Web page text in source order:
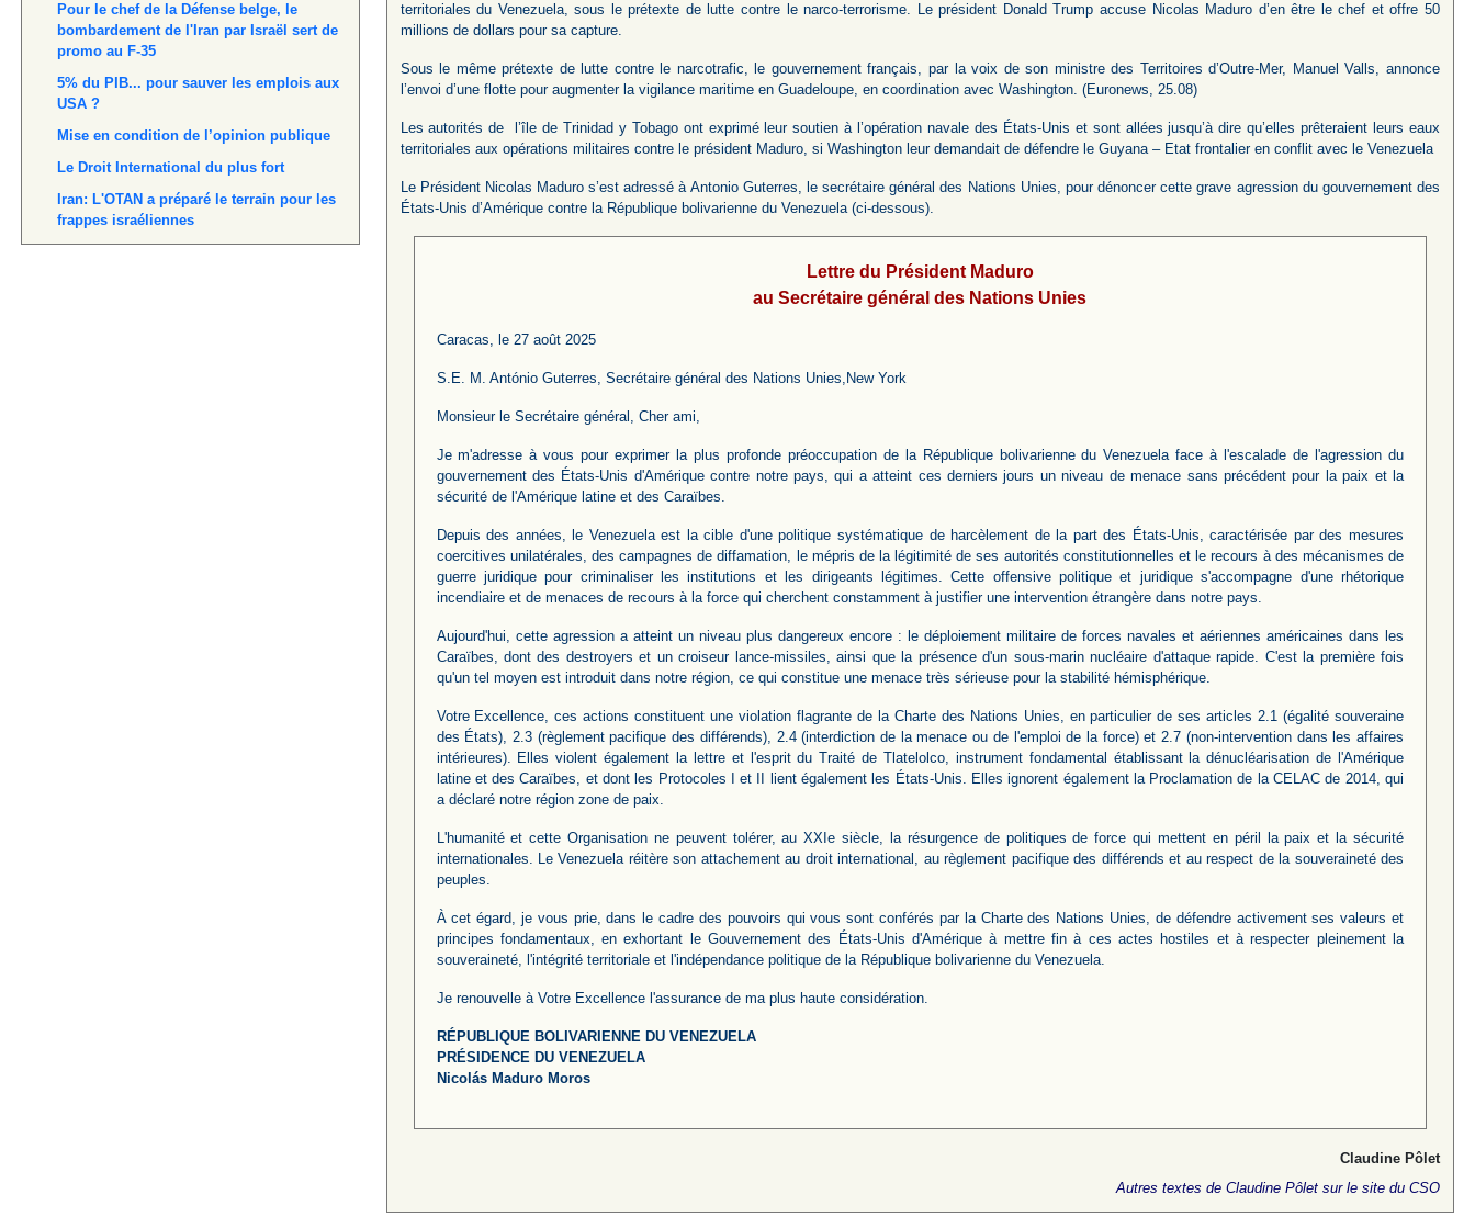
Pour le chef de la Défense belge, le
bombardement de l'Iran par Israël sert de
promo au F-35
5% du PIB... pour sauver les emplois aux
USA ?
Mise en condition de l’opinion publique
Le Droit International du plus fort
Iran: L'OTAN a préparé le terrain pour les
frappes israéliennes
territoriales du Venezuela, sous le prétexte de lutte contre le narco-terrorisme. Le président Donald Trump accuse Nicolas Maduro d’en être le chef et offre 50
millions de dollars pour sa capture.
Sous le même prétexte de lutte contre le narcotrafic, le gouvernement français, par la voix de son ministre des Territoires d’Outre-Mer, Manuel Valls, annonce
l’envoi d’une flotte pour augmenter la vigilance maritime en Guadeloupe, en coordination avec Washington. (Euronews, 25.08)
Les autorités de l’île de Trinidad y Tobago ont exprimé leur soutien à l’opération navale des États-Unis et sont allées jusqu’à dire qu’elles prêteraient leurs eaux
territoriales aux opérations militaires contre le président Maduro, si Washington leur demandait de défendre le Guyana – Etat frontalier en conflit avec le Venezuela
Le Président Nicolas Maduro s’est adressé à Antonio Guterres, le secrétaire général des Nations Unies, pour dénoncer cette grave agression du gouvernement des
États-Unis d’Amérique contre la République bolivarienne du Venezuela (ci-dessous).
Lettre du Président Maduro
au Secrétaire général des Nations Unies
Caracas, le 27 août 2025
S.E. M. António Guterres, Secrétaire général des Nations Unies,New York
Monsieur le Secrétaire général, Cher ami,
Je m'adresse à vous pour exprimer la plus profonde préoccupation de la République bolivarienne du Venezuela face à l'escalade de l'agression du
gouvernement des États-Unis d'Amérique contre notre pays, qui a atteint ces derniers jours un niveau de menace sans précédent pour la paix et la
sécurité de l'Amérique latine et des Caraïbes.
Depuis des années, le Venezuela est la cible d'une politique systématique de harcèlement de la part des États-Unis, caractérisée par des mesures
coercitives unilatérales, des campagnes de diffamation, le mépris de la légitimité de ses autorités constitutionnelles et le recours à des mécanismes de
guerre juridique pour criminaliser les institutions et les dirigeants légitimes. Cette offensive politique et juridique s'accompagne d'une rhétorique
incendiaire et de menaces de recours à la force qui cherchent constamment à justifier une intervention étrangère dans notre pays.
Aujourd'hui, cette agression a atteint un niveau plus dangereux encore : le déploiement militaire de forces navales et aériennes américaines dans les
Caraïbes, dont des destroyers et un croiseur lance-missiles, ainsi que la présence d'un sous-marin nucléaire d'attaque rapide. C'est la première fois
qu'un tel moyen est introduit dans notre région, ce qui constitue une menace très sérieuse pour la stabilité hémisphérique.
Votre Excellence, ces actions constituent une violation flagrante de la Charte des Nations Unies, en particulier de ses articles 2.1 (égalité souveraine
des États), 2.3 (règlement pacifique des différends), 2.4 (interdiction de la menace ou de l'emploi de la force) et 2.7 (non-intervention dans les affaires
intérieures). Elles violent également la lettre et l'esprit du Traité de Tlatelolco, instrument fondamental établissant la dénucléarisation de l'Amérique
latine et des Caraïbes, et dont les Protocoles I et II lient également les États-Unis. Elles ignorent également la Proclamation de la CELAC de 2014, qui
a déclaré notre région zone de paix.
L'humanité et cette Organisation ne peuvent tolérer, au XXIe siècle, la résurgence de politiques de force qui mettent en péril la paix et la sécurité
internationales. Le Venezuela réitère son attachement au droit international, au règlement pacifique des différends et au respect de la souveraineté des
peuples.
À cet égard, je vous prie, dans le cadre des pouvoirs qui vous sont conférés par la Charte des Nations Unies, de défendre activement ses valeurs et
principes fondamentaux, en exhortant le Gouvernement des États-Unis d'Amérique à mettre fin à ces actes hostiles et à respecter pleinement la
souveraineté, l'intégrité territoriale et l'indépendance politique de la République bolivarienne du Venezuela.
Je renouvelle à Votre Excellence l'assurance de ma plus haute considération.
RÉPUBLIQUE BOLIVARIENNE DU VENEZUELA
PRÉSIDENCE DU VENEZUELA
Nicolás Maduro Moros
Claudine Pôlet
Autres textes de Claudine Pôlet sur le site du CSO